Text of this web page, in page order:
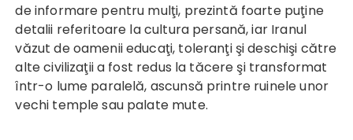
de informare pentru mulţi, prezintă foarte puţine
detalii referitoare la cultura persană, iar Iranul
văzut de oamenii educaţi, toleranţi şi deschişi către
alte civilizaţii a fost redus la tăcere şi transformat
într-o lume paralelă, ascunsă printre ruinele unor
vechi temple sau palate mute.